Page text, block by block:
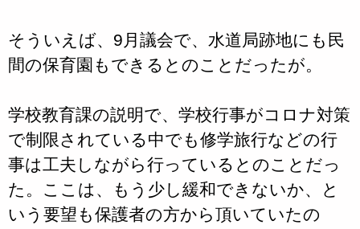
そういえば、9月議会で、水道局跡地にも民
間の保育園もできるとのことだったが。
学校教育課の説明で、学校行事がコロナ対策
で制限されている中でも修学旅行などの行
事は工夫しながら行っているとのことだっ
た。ここは、もう少し緩和できないか、と
いう要望も保護者の方から頂いていたの